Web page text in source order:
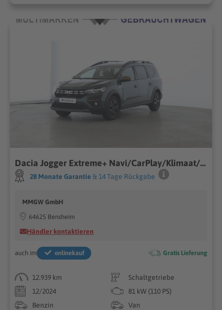
Dacia Jogger Extreme+ Navi/CarPlay/Klimaat/SHZ Spurwec
28 Monate Garantie & 14 Tage Rückgabe
MMGW GmbH
64625 Bensheim
Händler kontaktieren
auch im onlinekauf Gratis Lieferung
12.939 km
Schaltgetriebe
12/2024
81 kW (110 PS)
Benzin
Van